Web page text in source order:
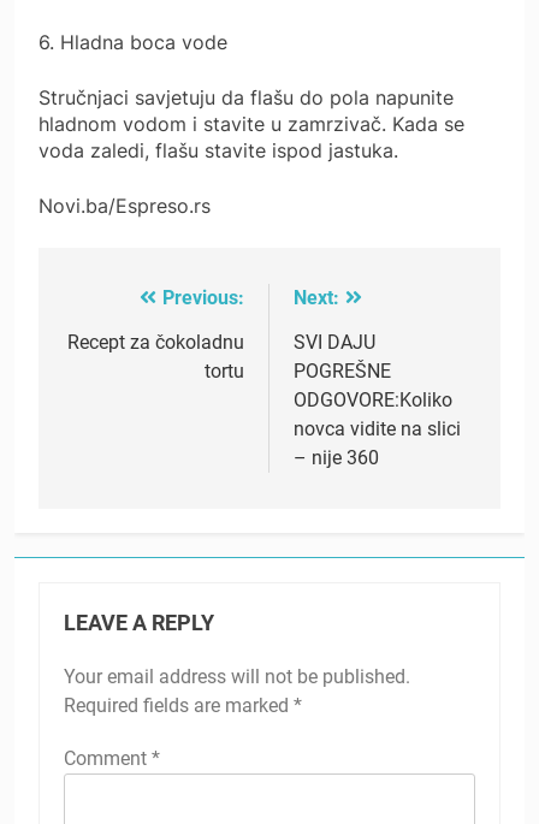
6. Hladna boca vode
Stručnjaci savjetuju da flašu do pola napunite
hladnom vodom i stavite u zamrzivač. Kada se
voda zaledi, flašu stavite ispod jastuka.
Novi.ba/Espreso.rs
navigation
Previous:
Recept za čokoladnu
tortu
Next:
SVI DAJU
POGREŠNE
ODGOVORE:Koliko
novca vidite na slici
– nije 360
LEAVE A REPLY
Your email address will not be published.
Required fields are marked *
Comment *